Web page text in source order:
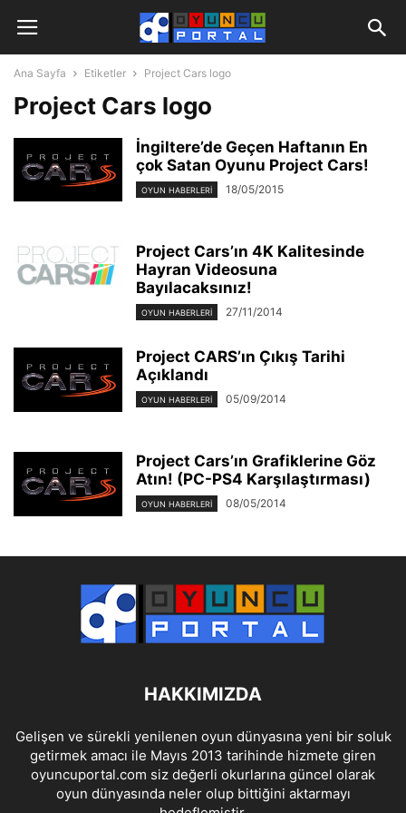
Ana Sayfa Etiketler Project Cars logo
Project Cars logo
İngiltere’de Geçen Haftanın En
çok Satan Oyunu Project Cars!
OYUN HABERLERI 18/05/2015
Project Cars’ın 4K Kalitesinde
Hayran Videosuna
Bayılacaksınız!
OYUN HABERLERI 27/11/2014
Project CARS’ın Çıkış Tarihi
Açıklandı
OYUN HABERLERI 05/09/2014
Project Cars’ın Grafiklerine Göz
Atın! (PC-PS4 Karşılaştırması)
OYUN HABERLERI 08/05/2014
HAKKIMIZDA
Gelişen ve sürekli yenilenen oyun dünyasına yeni bir soluk
getirmek amacı ile Mayıs 2013 tarihinde hizmete giren
oyuncuportal.com siz değerli okurlarına güncel olarak
oyun dünyasında neler olup bittiğini aktarmayı